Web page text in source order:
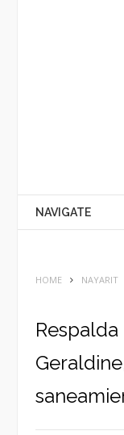
NAVIGATE
HOME NAYARIT